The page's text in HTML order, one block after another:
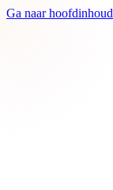
Ga naar hoofdinhoud